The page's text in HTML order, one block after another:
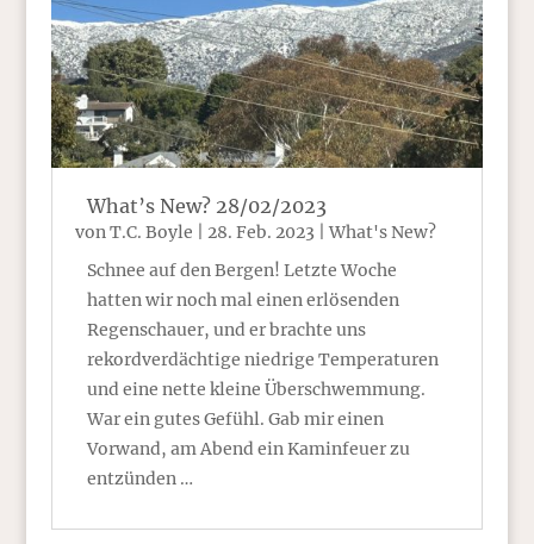
What’s New? 28/02/2023
von T.C. Boyle 28. Feb. 2023 |What's New?
Schnee auf den Bergen! Letzte Woche
hatten wir noch mal einen erlösenden
Regenschauer, und er brachte uns
rekordverdächtige niedrige Temperaturen
und eine nette kleine Überschwemmung.
War ein gutes Gefühl. Gab mir einen
Vorwand, am Abend ein Kaminfeuer zu
entzünden …